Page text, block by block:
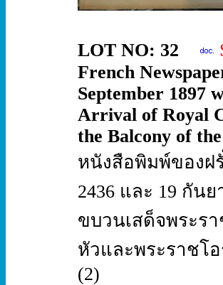
LOT NO: 32
French
September 1897
Arrival of Royal
the Balcony of
หนังสือพิมพ์ของฝรั่
2436 และ 19 กัน
ขบวนเสด็จพระร
หัวและพระราชโ
(2)